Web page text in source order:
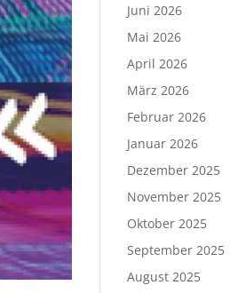
Juni 2026
Mai 2026
April 2026
März 2026
Februar 2026
Januar 2026
Dezember 2025
November 2025
Oktober 2025
September 2025
August 2025